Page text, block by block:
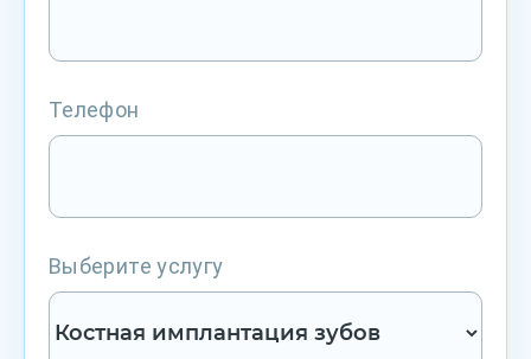
Телефон
Выберите услугу